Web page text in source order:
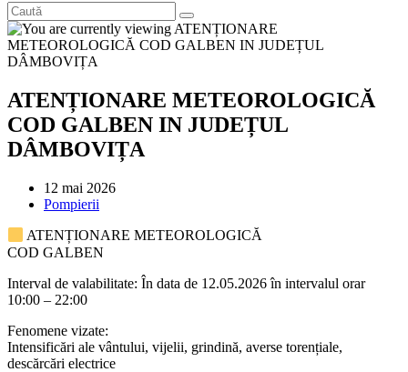
ATENȚIONARE METEOROLOGICĂ
COD GALBEN IN JUDEȚUL
DÂMBOVIȚA
Post
published:
12 mai 2026
Post
Pompierii
ATENȚIONARE METEOROLOGICĂ
COD GALBEN
Interval de valabilitate: În data de 12.05.2026 în intervalul orar
10:00 – 22:00
Fenomene vizate:
Intensificări ale vântului, vijelii, grindină, averse torențiale,
descărcări electrice